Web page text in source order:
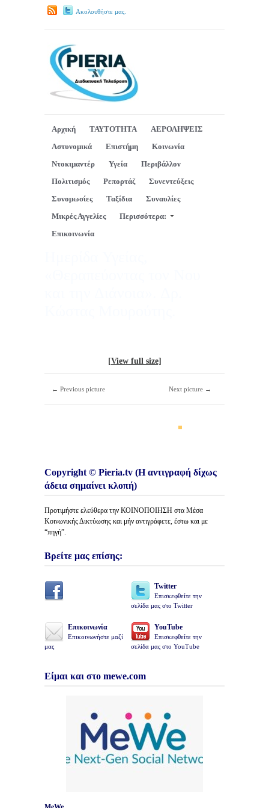
Ακολουθήστε μας.
Αρχική ΤΑΥΤΟΤΗΤΑ
ΑΕΡΟΛΗΨΕΙΣ
Αστυνομικά
Επιστήμη
Κοινωνία
Ντοκιμαντέρ
Υγεία
Περιβάλλον
Πολιτισμός
Ρεπορτάζ
Συνεντεύξεις
Συνομωσίες
Ταξίδια
Συναυλίες
Μικρές Αγγελίες
Περισσότερα:
Επικοινωνία
[View full size]
← Previous picture Next picture →
Copyright © Pieria.tv (Η αντιγραφή δίχως
άδεια σημαίνει κλοπή)
Προτιμήστε ελεύθερα την ΚΟΙΝΟΠΟΙΗΣΗ στα Μέσα
Κοινωνικής Δικτύωσης και μήν αντιγράφετε, έστω και με
“πηγή”.
Βρείτε μας επίσης:
Twitter
Επισκεφθείτε την
σελίδα μας στο Twitter
Επικοινωνία
Επικοινωνήστε μαζί
μας
YouTube
Επισκεφθείτε την
σελίδα μας στο YouTube
Είμαι και στο mewe.com